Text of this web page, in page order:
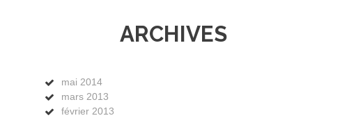
ARCHIVES
mai 2014
mars 2013
février 2013